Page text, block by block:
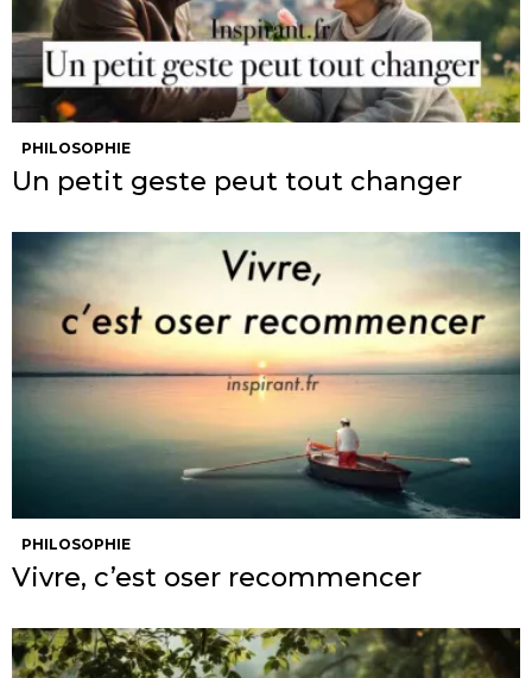
PHILOSOPHIE
Un petit geste peut tout changer
PHILOSOPHIE
Vivre, c’est oser recommencer